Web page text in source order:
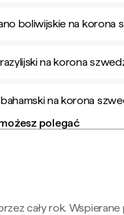
boliwijskie na korona
na korona
na korona
polegać
cały rok. Wspierane